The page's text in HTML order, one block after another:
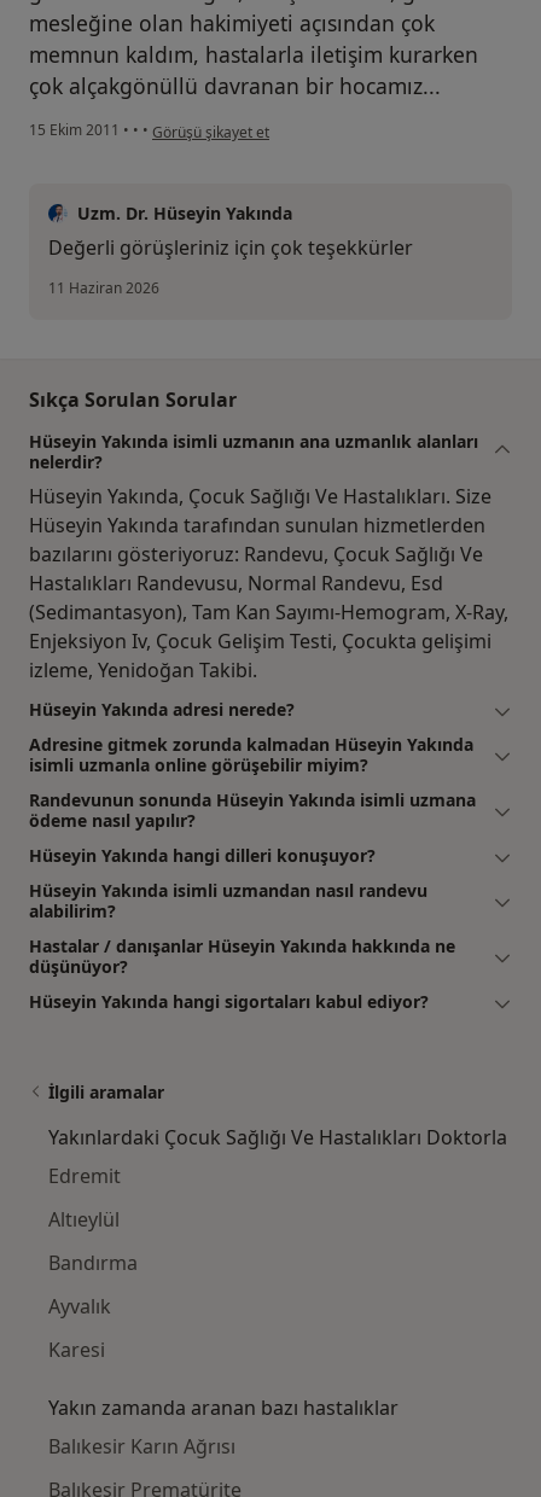
mesleğine olan hakimiyeti açısından çok
memnun kaldım, hastalarla iletişim kurarken
çok alçakgönüllü davranan bir hocamız...
15 Ekim 2011 • • • kullanıcının görüşüne göre y....k
Görüşü şikayet et
Uzm. Dr. Hüseyin Yakında
Değerli görüşleriniz için çok teşekkürler
11 Haziran 2026
Sıkça Sorulan Sorular
Hüseyin Yakında isimli uzmanın ana uzmanlık alanları
nelerdir?
Hüseyin Yakında, Çocuk Sağlığı Ve Hastalıkları. Size
Hüseyin Yakında tarafından sunulan hizmetlerden
bazılarını gösteriyoruz: Randevu, Çocuk Sağlığı Ve
Hastalıkları Randevusu, Normal Randevu, Esd
(Sedimantasyon), Tam Kan Sayımı-Hemogram, X-Ray,
Enjeksiyon Iv, Çocuk Gelişim Testi, Çocukta gelişimi
izleme, Yenidoğan Takibi.
Hüseyin Yakında adresi nerede?
Adresine gitmek zorunda kalmadan Hüseyin Yakında
isimli uzmanla online görüşebilir miyim?
Randevunun sonunda Hüseyin Yakında isimli uzmana
ödeme nasıl yapılır?
Hüseyin Yakında hangi dilleri konuşuyor?
Hüseyin Yakında isimli uzmandan nasıl randevu
alabilirim?
Hastalar / danışanlar Hüseyin Yakında hakkında ne
düşünüyor?
Hüseyin Yakında hangi sigortaları kabul ediyor?
İlgili aramalar
Yakınlardaki Çocuk Sağlığı Ve Hastalıkları Doktorla
Edremit
Altıeylül
Bandırma
Ayvalık
Karesi
Yakın zamanda aranan bazı hastalıklar
Balıkesir Karın Ağrısı
Balıkesir Prematürite